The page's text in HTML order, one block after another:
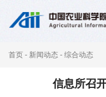
首页 - 新闻动态 - 综合动态
信息所召